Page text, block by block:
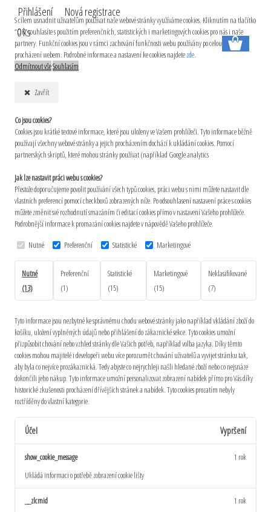
S cílem usnadnit uživatelům používat naše webové stránky využíváme cookies. Kliknutím na tlačítko
“OK” souhlasíte s použitím preferenčních, statistických i marketingových cookies pro nás i naše
partnery. Funkční cookies jsou v rámci zachování funkčnosti webu používány po celou dobu
procházení webem. Podrobné informace a nastavení ke cookies najdetezde.
Odmítnout všeSouhlasím
Zavřít
Co jsou cookies?
Cookies jsou krátké textové informace, které jsou uloženy ve Vašem prohlížeči. Tyto informace běžně
používají všechny webové stránky a jejich procházením dochází k ukládání cookies. Pomocí
partnerských skriptů, které mohou stránky používat (například Google analytics
Jak lze nastavit práci webu s cookies?
Přestože doporučujeme povolit používání všech typů cookies, práci webu s nimi můžete nastavit dle
vlastních preferencí pomocí checkboxů zobrazených níže. Po odsouhlasení nastavení práce s cookies
můžete změnit své rozhodnutí smazáním či editací cookies přímo v nastavení Vašeho prohlížeče.
Podrobnější informace k promazání cookies najdete v nápovědě Vašeho prohlížeče.
Nutné
Preferenční Statistické Marketingové
Nutné
(13)
Preferenční
(1)
Statistické
(15)
Marketingové
(15)
Neklasifikované
(7)
Tyto informace jsou nezbytné ke správnému chodu webové stránky jako například vkládání zboží do
košíku, uložení vyplněných údajů nebo přihlášení do zákaznické sekce.Tyto cookies umožní
přizpůsobit chování nebo vzhled stránky dle Vašich potřeb, například volba jazyka. Díky těmto
cookies mohou majitelé i developeři webu více porozumět chování uživatelů a vyvijet stránku tak,
aby byla co nejvíce prozákaznická. Tedy abyste co nejrychleji našli hledané zboží nebo co nejsnáze
dokončili jeho nákup.Tyto informace umožní personalizovat zobrazení nabídek přímo pro Vás díky
historické zkušenosti procházení dřívějších stránek a nabídek.Tyto cookies prozatím nebyly
roztříděny do vlastní kategorie.
Účel Vypršení
show_cookie_message
Ukládá informaci o potřebě zobrazení cookie lišty
1 rok
__zlcmid
1 rok
Přihlášení
Nová registrace
0 ks